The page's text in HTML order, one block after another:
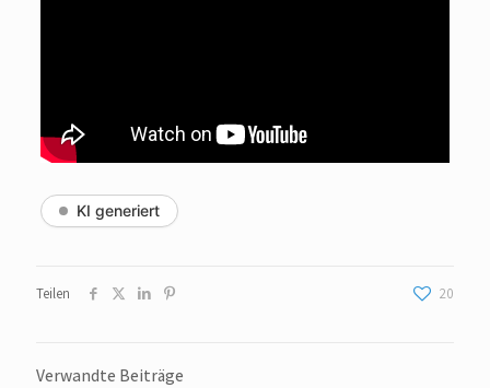
KI generiert
Teilen 20
Verwandte Beiträge